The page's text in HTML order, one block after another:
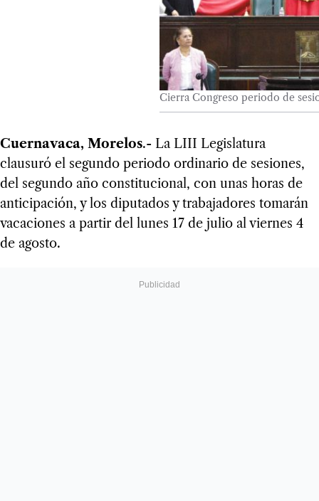
Cierra Congreso periodo de
Cuernavaca, Morelos.- La LIII Legislatura
clausuró el segundo periodo ordinario de sesiones,
del segundo año constitucional, con unas horas de
anticipación, y los diputados y trabajadores tomarán
vacaciones a partir del lunes 17 de julio al viernes 4
de agosto.